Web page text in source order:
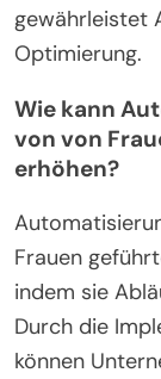
gewährleistet
Optimierung.
Wie kann
von von
erhöhen?
Frauen
indem sie
Durch die
können